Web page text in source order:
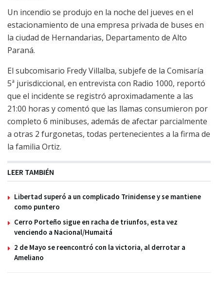
Un incendio se produjo en la noche del jueves en el
estacionamiento de una empresa privada de buses en
la ciudad de Hernandarias, Departamento de Alto
Paraná.
El subcomisario Fredy Villalba, subjefe de la Comisaría
5ª jurisdiccional, en entrevista con Radio 1000, reportó
que el incidente se registró aproximadamente a las
21:00 horas y comentó que las llamas consumieron por
completo 6 minibuses, además de afectar parcialmente
a otras 2 furgonetas, todas pertenecientes a la firma de
la familia Ortiz.
LEER TAMBIÉN
Libertad superó a un complicado Trinidense y se mantiene
como puntero
Cerro Porteño sigue en racha de triunfos, esta vez
venciendo a Nacional/Humaitá
2 de Mayo se reencontró con la victoria, al derrotar a
Ameliano